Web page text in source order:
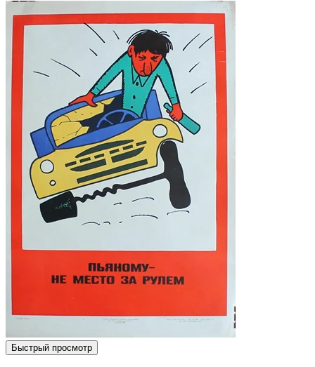
Быстрый просмотр